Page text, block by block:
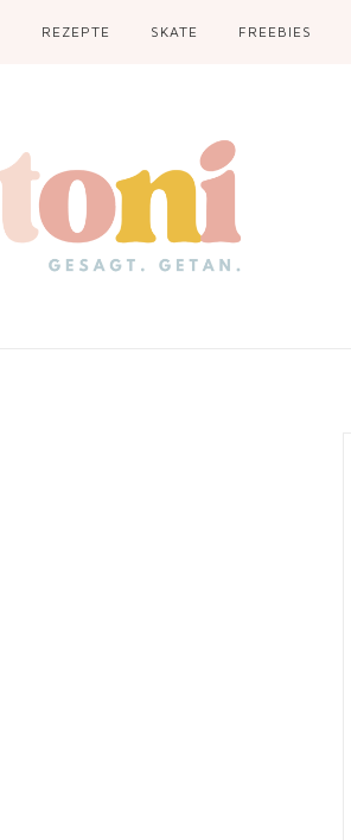
REZEPTE SKATE FREEBIES